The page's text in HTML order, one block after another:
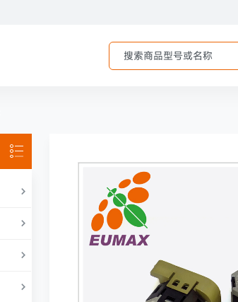




